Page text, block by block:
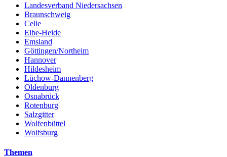
Landesverband Niedersachsen
Braunschweig
Celle
Elbe-Heide
Emsland
Göttingen/Northeim
Hannover
Hildesheim
Lüchow-Dannenberg
Oldenburg
Osnabrück
Rotenburg
Salzgitter
Wolfenbüttel
Wolfsburg
Themen